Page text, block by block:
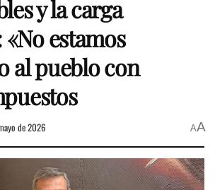
y la carga
estamos
al pueblo con
de 2026 AA